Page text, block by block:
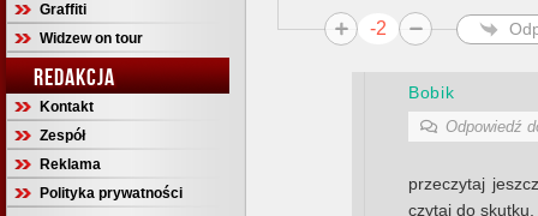
Graffiti
Widzew on tour
REDAKCJA
Kontakt
Zespół
Reklama
Polityka prywatności
-2
Bobik
Odpowiedź
przeczytaj
czytaj do